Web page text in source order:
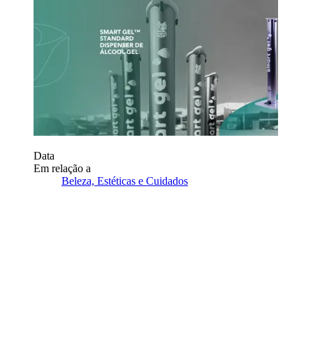
Data
Em relação a
Beleza, Estéticas e Cuidados